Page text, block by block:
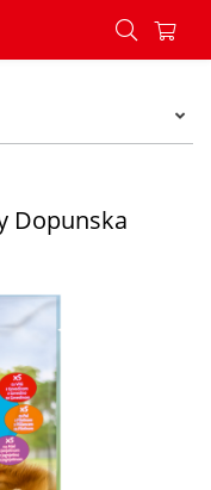
Dopunska hrana
Dopunska